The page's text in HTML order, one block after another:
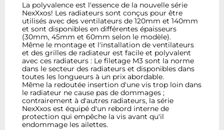
La polyvalence est l'essence de la nouvelle série
NexXxos! Les radiateurs sont conçus pour être
utilisés avec des ventilateurs de 120mm et 140mm
et sont disponibles en différentes épaisseurs
(30mm, 45mm et 60mm selon le modèle).
Même le montage et l'installation de ventilateurs
et des grilles de radiateur est facile et polyvalent
avec ces radiateurs : Le filetage M3 sont la norme
dans le secteur des radiateurs et disponibles dans
toutes les longueurs à un prix abordable.
Même la redoutée insertion d'une vis trop loin dans
le radiateur ne cause pas de dommages ;
contrairement à d'autres radiateurs, la série
NexXxos est équipé d'un rebord interne de
protection qui empêche la vis avant qu'il
endommage les ailettes.